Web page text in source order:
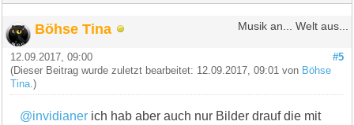
Böhse Tina Musik an... Welt aus...
#5
12.09.2017, 09:00
(Dieser Beitrag wurde zuletzt bearbeitet: 12.09.2017, 09:01 von Böhse
Tina .)
@invidianer ich hab aber auch nur Bilder drauf die mit